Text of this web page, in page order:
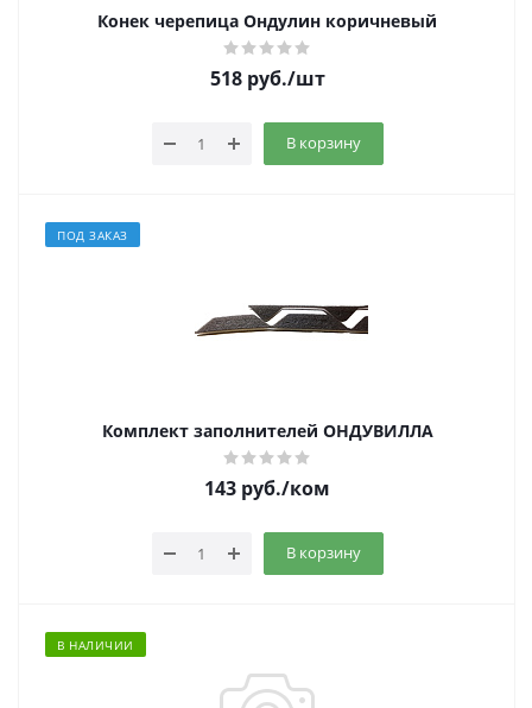
Конек черепица Ондулин коричневый
518руб./шт
В корзину
ПОД ЗАКАЗ
Комплект заполнителей ОНДУВИЛЛА
143 руб./ком
В корзину
В НАЛИЧИИ